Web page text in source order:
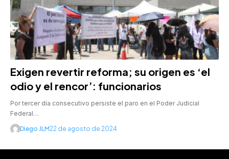
Exigen revertir reforma; su origen es ‘el
odio y el rencor’: funcionarios
Por tercer día consecutivo persiste el paro en el Poder Judicial
Federal…
Diego JLM22 de agosto de 2024